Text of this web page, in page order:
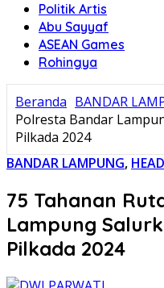
Politik Artis
Abu Sayyaf
ASEAN Games
Rohingya
Beranda BANDAR
Polresta Bandar
Pilkada 2024
BANDAR LAMPUNG,
75 Tahanan
Lampung
Pilkada 2024